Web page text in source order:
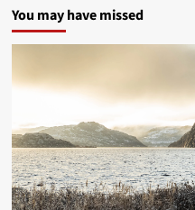
You may have missed